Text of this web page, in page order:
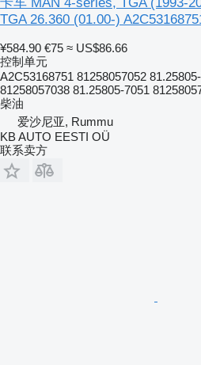
TGA 26.360 (01.00-)
¥584.90 €75 ≈ US$86.66
控制单元
A2C53168751 81258057052
81258057038 81.25805-7051
柴油
爱沙尼亚, Rummu
KB AUTO EESTI OÜ
联系卖方